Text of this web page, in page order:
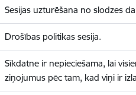
Sesijas uzturēšana no slodzes
Drošības politikas sesija.
Sīkdatne ir nepieciešama, lai
ziņojumus pēc tam, kad viņi ir